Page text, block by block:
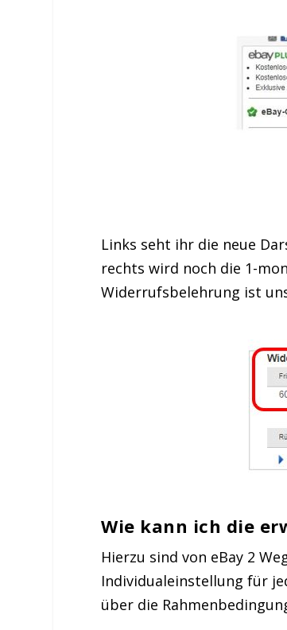
Links seht ihr die neue
rechts wird noch die 1-
Widerrufsbelehrung ist
Wie kann ich die
Hierzu sind von eBay 2
Individualeinstellung für
über die